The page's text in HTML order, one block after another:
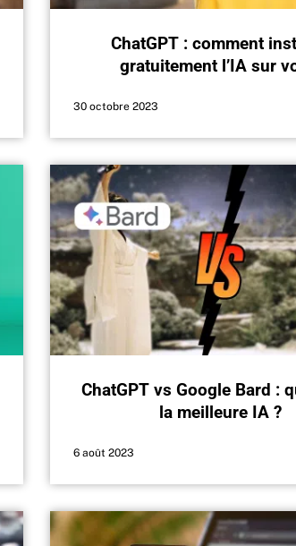
ChatGPT : comment
gratuitement l’IA sur
30 octobre 2023
ChatGPT vs Google Bard :
la meilleure IA ?
6 août 2023